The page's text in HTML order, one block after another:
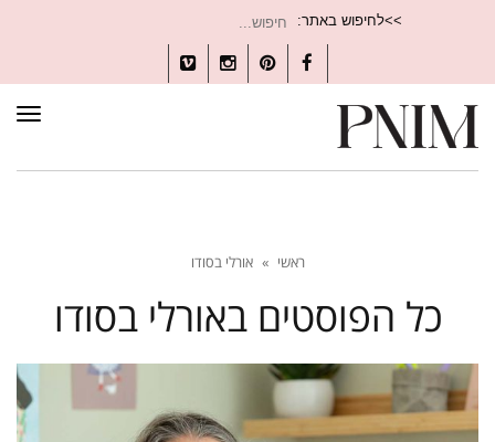
>>לחיפוש באתר:
עבור:
Facebook
Pinterest
Instagram
Vimeo
ראשי » אורלי בסודו
כל הפוסטים באורלי בסודו